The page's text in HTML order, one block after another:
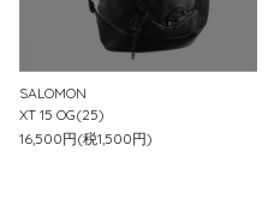
SALOMON
XT 15 OG(25)
16,500円(税1,500円)